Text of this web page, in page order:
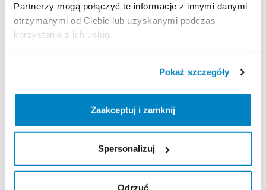
Partnerzy mogą połączyć te informacje z innymi danymi
otrzymanymi od Ciebie lub uzyskanymi podczas
korzystania z ich usług.
Pokaż szczegóły
Zaakceptuj i zamknij
Spersonalizuj
Odrzuć
REGULAMIN
Regulamin wypożyczalni
Nie pobieramy kaucji za wypożyczenie tego
ODBIÓR I ZWROT SPRZĘTU
Poniedziałek: 9:00 - 20:00